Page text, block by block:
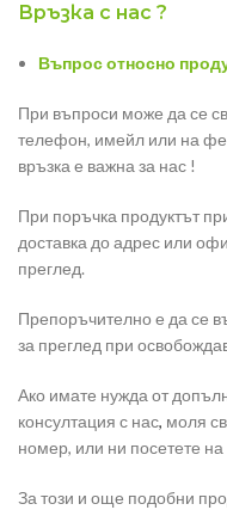
Връзка с нас ?
Въпрос относно
При въпроси може да се
телефон, имейл или на
връзка е важна за нас !
При поръчка продуктът
доставка до адрес или
преглед.
Препоръчително е да се
за преглед при
Ако имате нужда от
консултация с нас, моля
номер, или ни посетете на
За този и още подобни